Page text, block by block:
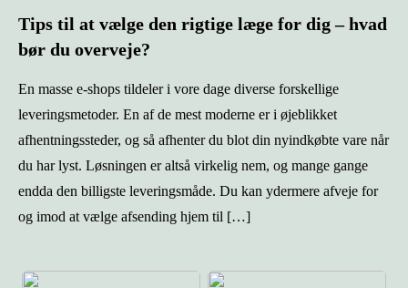
Tips til at vælge den rigtige læge for dig – hvad
bør du overveje?
En masse e-shops tildeler i vore dage diverse forskellige
leveringsmetoder. En af de mest moderne er i øjeblikket
afhentningssteder, og så afhenter du blot din nyindkøbte vare når
du har lyst. Løsningen er altså virkelig nem, og mange gange
endda den billigste leveringsmåde. Du kan ydermere afveje for
og imod at vælge afsending hjem til […]